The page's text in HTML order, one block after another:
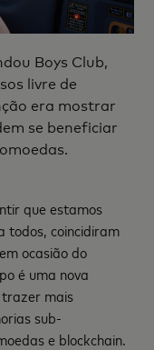
Boys Club,
livre de
era mostrar
se beneficiar
que estamos
todos, coincidiram
ocasião do
é uma nova
mais
sub-
e blockchain.